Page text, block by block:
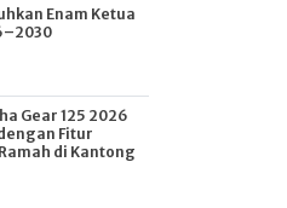
Enam Ketua
Gear 125 2026
Fitur
di Kantong